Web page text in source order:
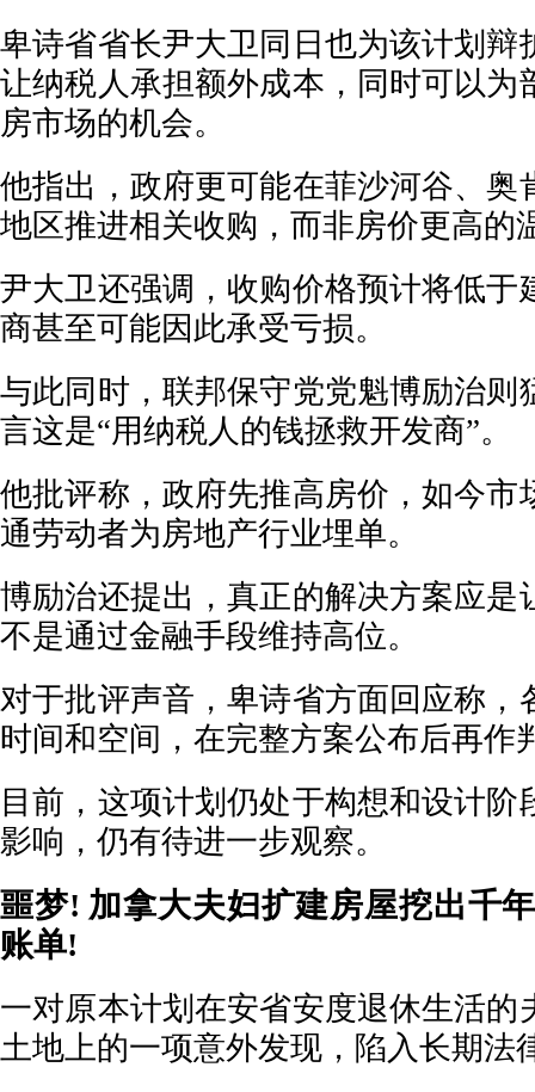
卑诗省省长尹大卫同日也为该计划辩
让纳税人承担额外成本，同时可以为
房市场的机会。
他指出，政府更可能在菲沙河谷、奥
地区推进相关收购，而非房价更高的
尹大卫还强调，收购价格预计将低于
商甚至可能因此承受亏损。
与此同时，联邦保守党党魁博励治则
言这是“用纳税人的钱拯救开发商”。
他批评称，政府先推高房价，如今市
通劳动者为房地产行业埋单。
博励治还提出，真正的解决方案应是
不是通过金融手段维持高位。
对于批评声音，卑诗省方面回应称，
时间和空间，在完整方案公布后再作
目前，这项计划仍处于构想和设计阶
影响，仍有待进一步观察。
噩梦! 加拿大夫妇扩建房屋挖出千
账单!
一对原本计划在安省安度退休生活的
土地上的一项意外发现，陷入长期法